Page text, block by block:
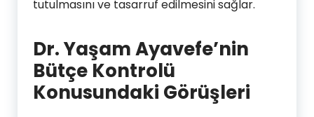
tutulmasını ve tasarruf edilmesini sağlar.
Dr. Yaşam Ayavefe’nin
Bütçe Kontrolü
Konusundaki Görüşleri